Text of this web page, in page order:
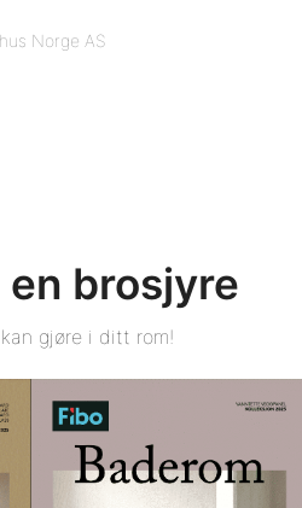
Norge AS
en brosjyre
gjøre i ditt rom!